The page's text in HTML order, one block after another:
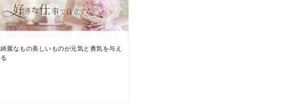
綺麗なもの美しいものが元気と勇気を与え
る